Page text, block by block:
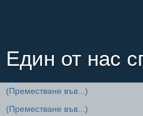
Един от нас